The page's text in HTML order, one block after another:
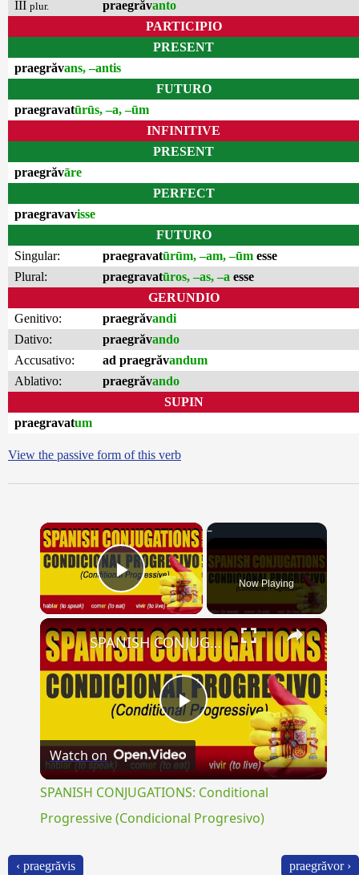
III plur. praegrăvanto
PARTICIPIO
PRESENT
praegrăvans, –antis
FUTURO
praegravatūrūs, –a, –ūm
INFINITIVE
PRESENT
praegrăvāre
PERFECT
praegravavisse
FUTURO
Singular:
praegravatūrūm, –am, –ūm esse
Plural:
praegravatūros, –as, –a esse
GERUNDIO
Genitivo:
praegrăvandi
Dativo:
praegrăvando
Accusativo:
ad praegrăvandum
Ablativo:
praegrăvando
SUPIN
praegravatum
View the passive form of this verb
×
Play Video Now Playing
×
Play
Video
SPANISH CONJUGATIONS: Conditional Progressive (Condicional Progresivo)
Watch on
SPANISH CONJUGATIONS: Conditional
Progressive (Condicional Progresivo)
‹ praegrăvis praegrăvor ›